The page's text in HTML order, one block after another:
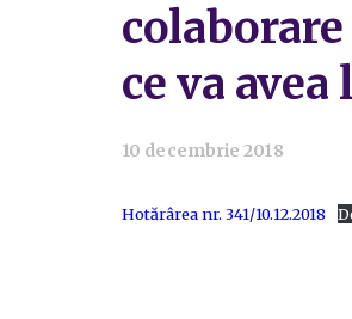
ce va
10 decembrie 2018
Hotărârea nr. 341/10.12.2018